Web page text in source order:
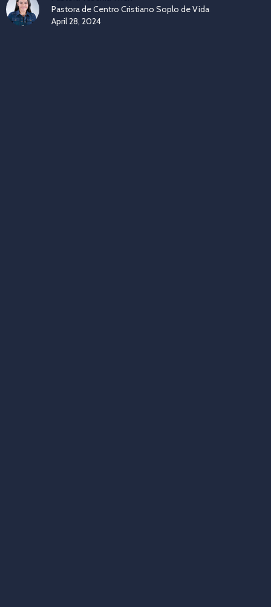
Pastora de Centro Cristiano Soplo de Vida
April 28, 2024